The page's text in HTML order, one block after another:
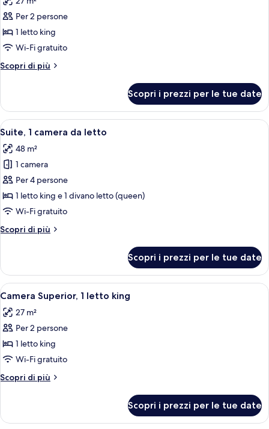
le
foto
per
Camera,
1
letto
accessibile
ai
disabili
Per 2 persone
1 letto king
Wi-Fi gratuito
Scopri di più
Altri
1
letto
king,
ai
disabili
Scopri i prezzi per le tue date
Apri
tutte
le
foto
per
Suite,
1
da
Una camera d'albergo con un letto,
4
Suite, 1 camera da letto
48 m²
1 camera
Per 4 persone
1 letto king e 1 divano letto (queen)
Wi-Fi gratuito
Scopri di più
Altri
1
camera
da
Scopri i prezzi per le tue date
Apri
tutte
le
foto
per
Camera
Superior,
1
king
Un letto rifatto con lenzuola
4
Camera Superior, 1 letto king
27 m²
Per 2 persone
1 letto king
Wi-Fi gratuito
Scopri di più
Altri
Superior,
Scopri i prezzi per le tue date